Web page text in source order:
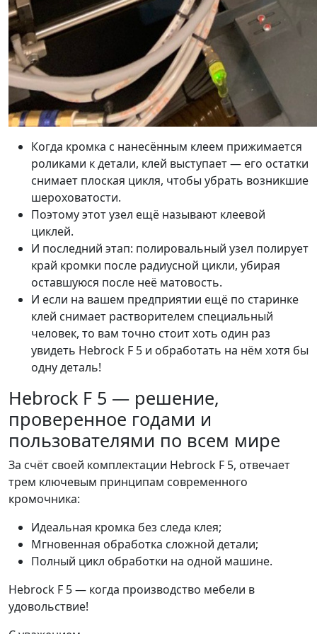
Когда кромка с нанесённым клеем прижимается
роликами к детали, клей выступает — его остатки
снимает плоская цикля, чтобы убрать возникшие
шероховатости.
Поэтому этот узел ещё называют клеевой
циклей.
И последний этап: полировальный узел полирует
край кромки после радиусной цикли, убирая
оставшуюся после неё матовость.
И если на вашем предприятии ещё по старинке
клей снимает растворителем специальный
человек, то вам точно стоит хоть один раз
увидеть Hebrock F 5 и обработать на нём хотя бы
одну деталь!
Hebrock F 5 — решение,
проверенное годами и
пользователями по всем мире
За счёт своей комплектации Hebrock F 5, отвечает
трем ключевым принципам современного
кромочника:
Идеальная кромка без следа клея;
Мгновенная обработка сложной детали;
Полный цикл обработки на одной машине.
Hebrock F 5 — когда производство мебели в
удовольствие!